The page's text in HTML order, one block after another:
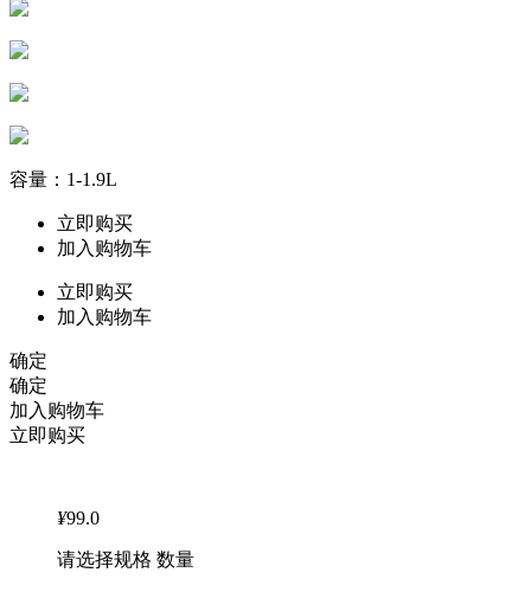
容量：1-1.9L
立即购买
加入购物车
立即购买
加入购物车
确定
确定
加入购物车
立即购买
¥99.0
请选择规格 数量